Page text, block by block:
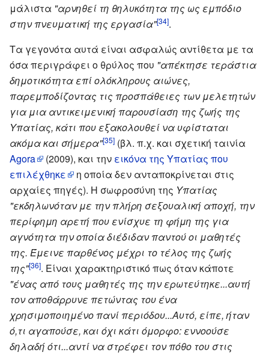
μάλιστα "αρνηθεί τη θηλυκότητα της ως εμπόδιο
στην πνευματική της εργασία"[34].
Τα γεγονότα αυτά είναι ασφαλώς αντίθετα με τα
όσα περιγράφει ο θρύλος που "απέκτησε τεράστια
δημοτικότητα επί ολόκληρους αιώνες,
παρεμποδίζοντας τις προσπάθειες των μελετητών
για μια αντικειμενική παρουσίαση της ζωής της
Υπατίας, κάτι που εξακολουθεί να υφίσταται
ακόμα και σήμερα"[35] (βλ. π.χ. και σχετική ταινία
Agora
(2009), και την εικόνα της Υπατίας που
επιλέχθηκε
η οποία δεν ανταποκρίνεται στις
αρχαίες πηγές). Η σωφροσύνη της Υπατίας
"εκδηλωνόταν με την πλήρη σεξουαλική αποχή, την
περίφημη αρετή που ενίσχυε τη φήμη της για
αγνότητα την οποία διέδιδαν παντού οι μαθητές
της. Έμεινε παρθένος μέχρι το τέλος της ζωής
της"[36]. Είναι χαρακτηριστικό πως όταν κάποτε
"ένας από τους μαθητές της την ερωτεύτηκε...αυτή
τον αποθάρρυνε πετώντας του ένα
χρησιμοποιημένο πανί περιόδου...Αυτό, είπε, ήταν
ό,τι αγαπούσε, και όχι κάτι όμορφο: εννοούσε
δηλαδή ότι...αντί να στρέφει τον πόθο του στις